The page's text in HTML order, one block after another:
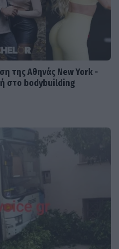
της Αθηνάς New York -
στο bodybuilding